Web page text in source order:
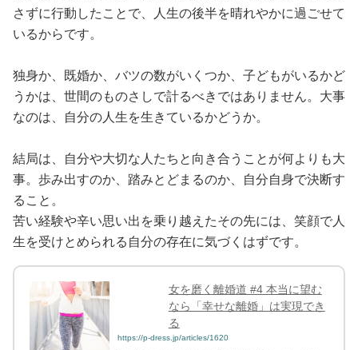
さずに行動したことで、人生の後半を晴れやかに過ごせて
いるからです。
独身か、既婚か、バツの数がいくつか、子どもがいるかど
うかは、世間のものさしで計るべきではありません。大事
なのは、自分の人生を生きているかどうか。
結局は、自分や大切な人たちと向き合うことが何よりも大
事。歩み出すのか、踏みとどまるのか、自分自身で決断す
ること。
苦い経験や辛い思い出を乗り越えたその先には、笑顔で人
生を受けとめられる自分の存在に気づくはずです。
女を磨く離婚道 #4 本当に望む
なら「幸せな離婚」は実現でき
る
https://p-dress.jp/articles/1620